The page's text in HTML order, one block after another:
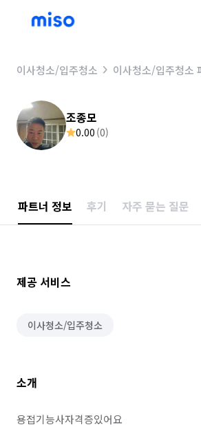
이사청소/입주청소 이사청소/입주청소
조종모
0.00 (0)
파트너 정보 후기 자주 묻는 질문
제공 서비스
이사청소/입주청소
소개
용접기능사자격증있어요